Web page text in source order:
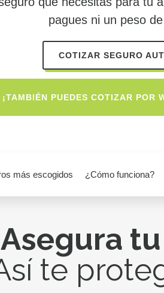
pagues ni un peso
COTIZAR SEGURO
¡TAMBIÉN PUEDES COTIZAR POR
más escogidos ¿Cómo funciona?
Asegura
te